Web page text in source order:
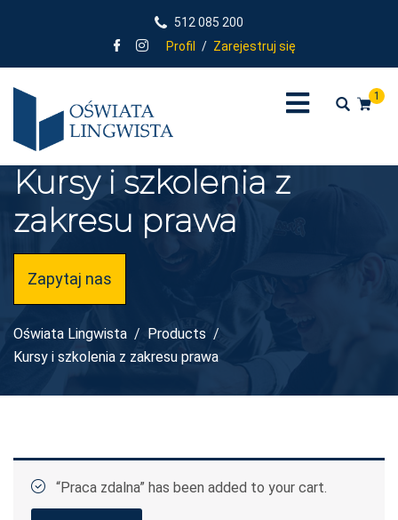
512 085 200
Profil
/ Zarejestruj się
1
Kursy i szkolenia z
zakresu prawa
Zapytaj nas
Oświata Lingwista
Products
Kursy i szkolenia z zakresu prawa
“Praca zdalna” has been added to your cart.